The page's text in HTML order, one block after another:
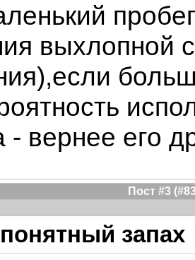
выхлопной
- вернее его
Пост #3
запах